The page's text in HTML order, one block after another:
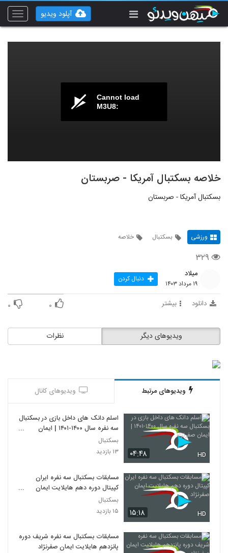
Toggle
آپلود ویدیو
Cannot load
M3U8:
خلاصه بسکتبال آمریکا - صربستان
بسکتبال آمریکا - صربستان
ورزشی بسکتبال خلاصه
۳۲۹
میلاد
۱۹ مرداد ۱۴۰۳ دنبال کردن
دانلود بیشتر ۰ ۰
نظرات ویدیوهای دیگر
ویدیوهای مرتبط ویدیوهای کانال
۰۴:۴۸ HD
اسلم دانک های داخل بازی در بسکتبال
سه نفره سال ۱۴۰۰-۱۴۰۱ | ایمان
صفرنژاد
بسکتبال
۱۳ بازدید
۱۵:۱۸ HD
مسابقات بسکتبال سه نفره ایران
کپیتال دوره دهم هایلایت ایمان
صفرنژاد
بسکتبال
۱۵ بازدید
مسابقات بسکتبال سه نفره شریف دوره
پانزدهم هایلایت ایمان صفرنژاد